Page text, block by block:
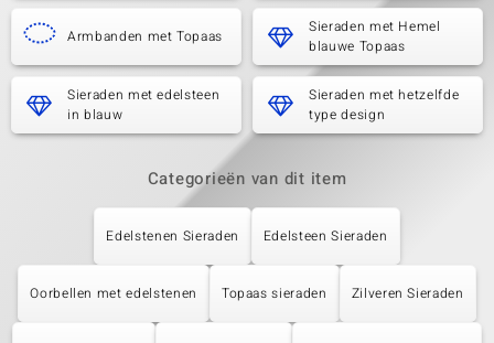
Armbanden met Topaas
Sieraden met Hemel
blauwe Topaas
Sieraden met edelsteen
in blauw
Sieraden met hetzelfde
type design
Categorieën van dit item
Edelstenen Sieraden Edelsteen Sieraden
Oorbellen met edelstenen Topaas sieraden Zilveren Sieraden